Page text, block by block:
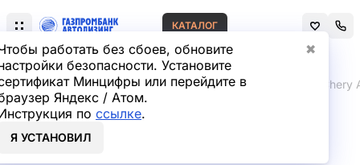
работать без сбоев, обновите
безопасности. Установите
Минцифры или перейдите в
Яндекс / Атом.
по ссылке.
Я УСТАНОВИЛ
✖
КАТАЛОГ
Главная Лизинг легковых автомобилей Chery
Chery Arrizo 8 Седан в
лизинг